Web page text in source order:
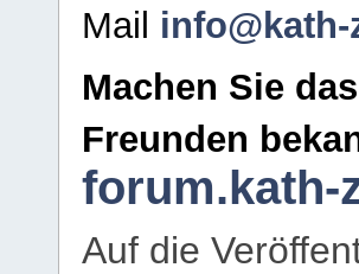
Mail
Machen Sie
Freunden
forum.kath-
Auf die